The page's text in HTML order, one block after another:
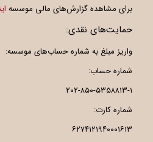
برای مشاهده گزارش‌های مالی موسسه
حمایت‌های نقدی:
واریز مبلغ به شماره حساب‌های موسسه:
شماره حساب:
۲۰۲-۸۵۰-۵۳۵۸۸۱۳-۱
شماره کارت:
۶۲۷۴۱۲۱۹۴۰۰۰۱۶۱۳